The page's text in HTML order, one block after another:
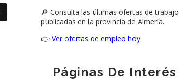
🔎 Consulta las últimas ofertas de trabajo
publicadas en la provincia de Almería.
👉 Ver ofertas de empleo hoy
Páginas De Interés